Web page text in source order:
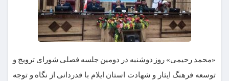
«محمد رحیمی» روز دوشنبه در دومین جلسه فصلی شورای ترویج و
توسعه فرهنگ ایثار و شهادت استان ایلام با قدردانی از نگاه و توجه